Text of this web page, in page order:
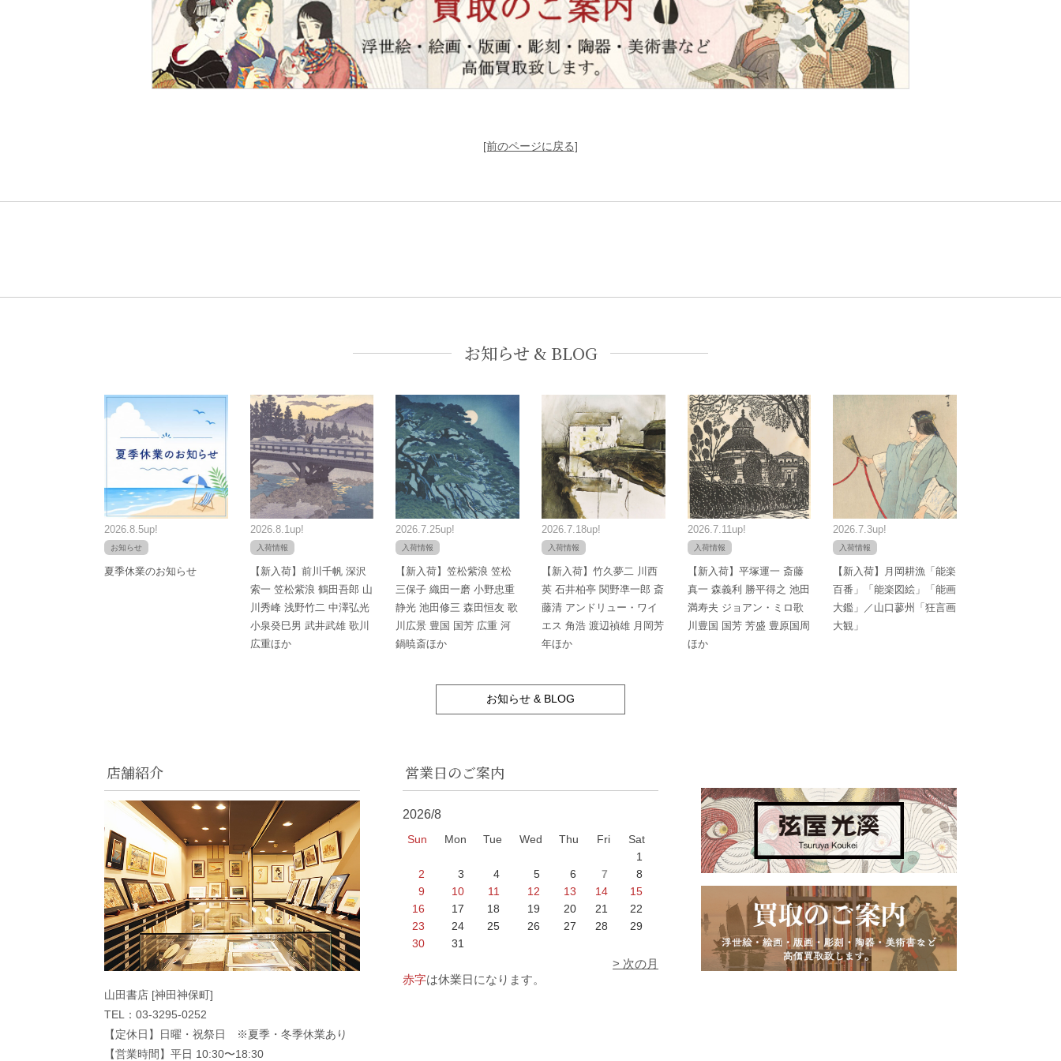
[前のページに戻る]
お知らせ & BLOG
2026.8.5up!
お知らせ
夏季休業のお知らせ
2026.8.1up!
入荷情報
【新入荷】前川千帆 深沢
索一 笠松紫浪 鶴田吾郎 山
川秀峰 浅野竹二 中澤弘光
小泉癸巳男 武井武雄 歌川
広重ほか
2026.7.25up!
入荷情報
【新入荷】笠松紫浪 笠松
三保子 織田一磨 小野忠重
静光 池田修三 森田恒友 歌
川広景 豊国 国芳 広重 河
鍋暁斎ほか
2026.7.18up!
入荷情報
【新入荷】竹久夢二 川西
英 石井柏亭 関野凖一郎 斎
藤清 アンドリュー・ワイ
エス 角浩 渡辺禎雄 月岡芳
年ほか
2026.7.11up!
入荷情報
【新入荷】平塚運一 斎藤
真一 森義利 勝平得之 池田
満寿夫 ジョアン・ミロ歌
川豊国 国芳 芳盛 豊原国周
ほか
2026.7.3up!
入荷情報
【新入荷】月岡耕漁「能楽
百番」「能楽図絵」「能画
大鑑」／山口蓼州「狂言画
大観」
お知らせ & BLOG
店舗紹介
山田書店 [神田神保町]
TEL：03-3295-0252
【定休日】日曜・祝祭日 ※夏季・冬季休業あり
【営業時間】平日 10:30〜18:30
営業日のご案内
2026/8
Sun Mon Tue Wed Thu Fri
Sat
1
2
3 4 5 6 7
8
9
10 11 12 13 14
15
16
17 18 19 20 21
22
23
24 25 26 27 28
29
30
31
> 次の月
赤字は休業日になります。